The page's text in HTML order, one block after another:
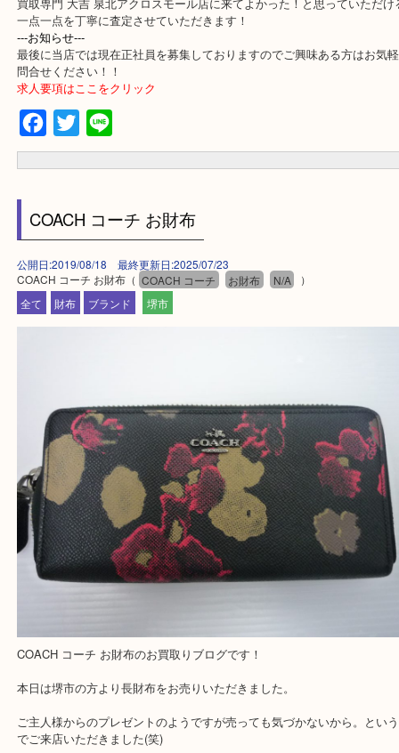
・よくいただくご質問集
一点一点を丁寧に査定させていただきます！
---お知らせ---
最後に当店では現在正社員を募集しておりますのでご興味ある方は
問合せください！！
求人要項はここをクリック
Facebook
Twitter
Line
COACH コーチ お財布
公開日:2019/08/18 最終更新日:2025/07/23
COACH コーチ お財布（ COACH コーチ お財布 N/A
）
全て
財布 ブランド 堺市